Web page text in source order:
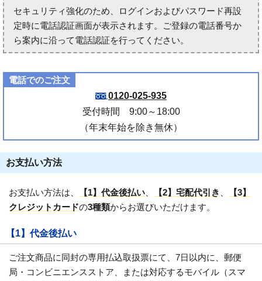
セキュリティ強化のため、ログインおよびパスワード再設
定時に電話認証画面が表示されます。ご登録の電話番号か
ら案内に沿って電話認証を行ってください。
電話でのご注文
0120-025-935
受付時間 9:00～18:00
（年末年始を除き無休）
お支払い方法
お支払い方法は、 【1】代金後払い 【2】宅配代引き
【3】
クレジットカードの3種類からお選びいただけます。
【1】代金後払い
ご注文商品に同封の専用払込取扱票にて、7日以内に、郵便
局・コンビニエンスストア、または対応するモバイル（スマ